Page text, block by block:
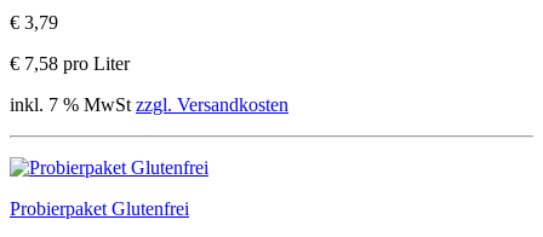
€ 3,79
€ 7,58 pro Liter
inkl. 7 % MwSt zzgl. Versandkosten
Probierpaket Glutenfrei